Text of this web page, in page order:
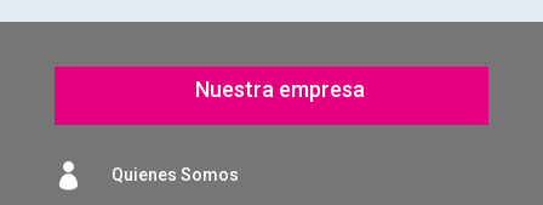
Nuestra empresa
 Quienes Somos